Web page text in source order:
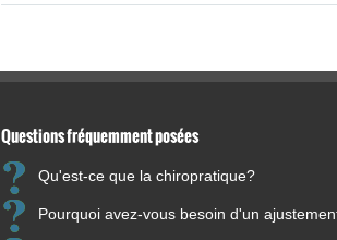
rapport
Questions fréquemment posées
Qu'est-ce que la chiropratique?
Pourquoi avez-vous besoin d'un